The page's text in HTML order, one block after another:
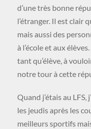
d’une très bonne
l’étranger. Il est clair
mais aussi des
à l’école et aux
tant qu’élève, à
notre tour à cette
Quand j’étais au
les jeudis après les
meilleurs sportifs